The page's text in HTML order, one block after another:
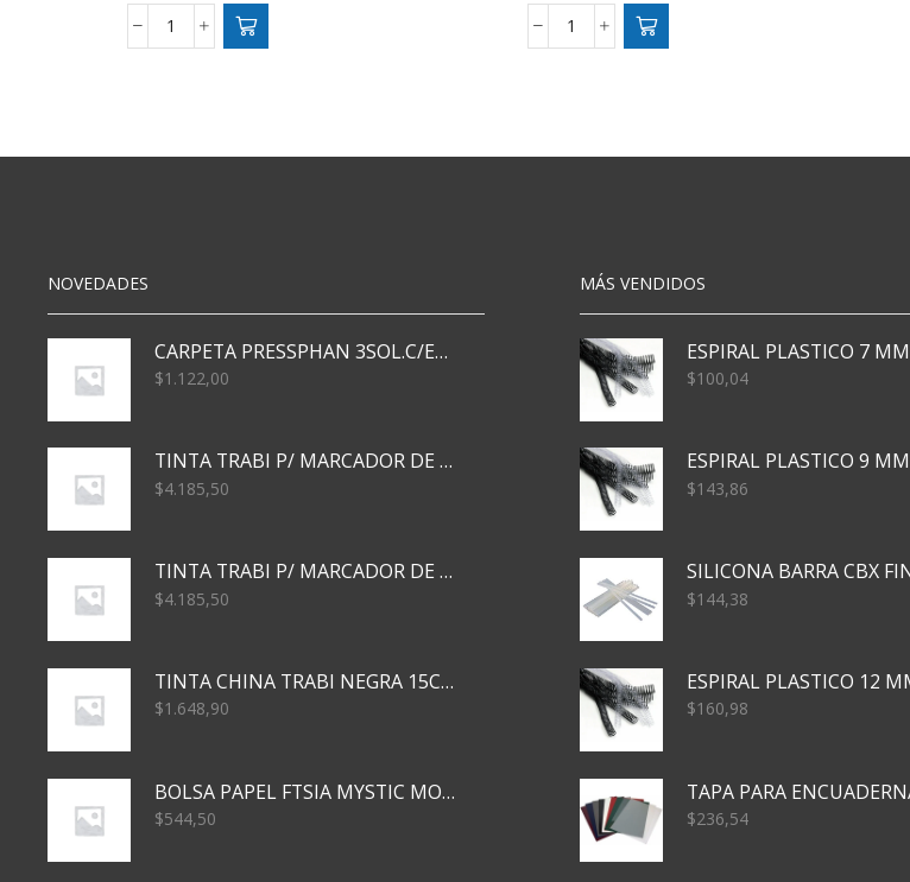
PIZARRA
CM
PIZARRA
CM
NOVEDADES
CARPETA PRESSPHAN 3SOL.C/ELAST MARRON A4 P01A
$1.122,00
TINTA TRABI P/ MARCADOR DE PIZARRA x30ml AZUL
$4.185,50
TINTA TRABI P/ MARCADOR DE PIZARRA x30ml ROJO
$4.185,50
TINTA CHINA TRABI NEGRA 15CC TR3460
$1.648,90
BOLSA PAPEL FTSIA MYSTIC MONKEY 14/08/20
$544,50
MÁS VENDIDOS
$100,04
$143,86
$144,38
$160,98
$236,54